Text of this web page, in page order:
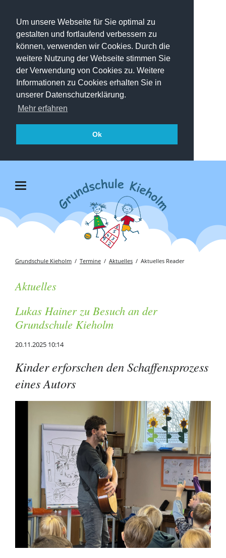
Um unsere Webseite für Sie optimal zu
gestalten und fortlaufend verbessern zu
können, verwenden wir Cookies. Durch die
weitere Nutzung der Webseite stimmen Sie
der Verwendung von Cookies zu. Weitere
Informationen zu Cookies erhalten Sie in
unserer Datenschutzerklärung.
Mehr erfahren
Ok
Grundschule Kieholm Termine Aktuelles Aktuelles Reader
Aktuelles
Lukas Hainer zu Besuch an der
Grundschule Kieholm
20.11.2025 10:14
Kinder erforschen den Schaffensprozess
eines Autors